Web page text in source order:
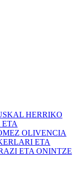
HERRIKO
ETA
OLIVENCIA
ETA
ETA ONINTZE